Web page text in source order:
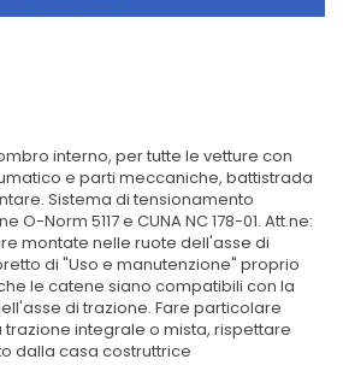
interno, per tutte le vetture con
e parti meccaniche, battistrada
Sistema di tensionamento
Norm 5117 e CUNA NC 178-01. Att.ne:
montate nelle ruote dell'asse di
di "Uso e manutenzione" proprio
le catene siano compatibili con la
di trazione. Fare particolare
integrale o mista, rispettare
dalla casa costruttrice